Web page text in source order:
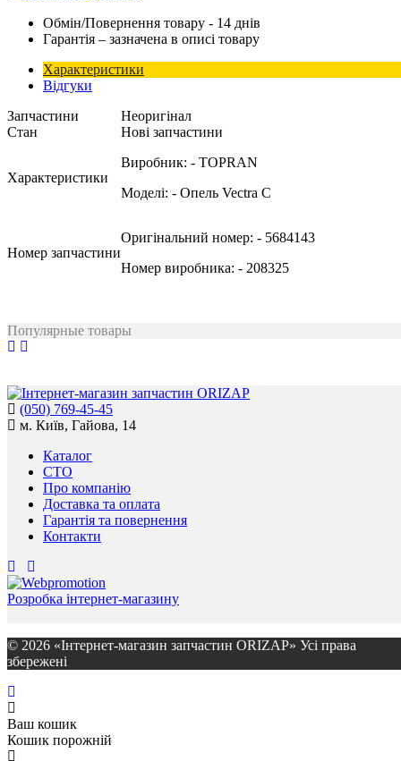
Обмін/Повернення товару - 14 днів
Гарантія – зазначена в описі товару
Характеристики
Відгуки
Запчастини
Неоригінал
Стан
Нові запчастини
Характеристики
Виробник: - TOPRAN
Моделі: - Опель Vectra C
Номер запчастини
Оригінальний номер: - 5684143
Номер виробника: - 208325
Популярные товары
(050) 769-45-45
м. Київ, Гайова, 14
Каталог
СТО
Про компанію
Доставка та оплата
Гарантія та повернення
Контакти
Розробка інтернет-магазину
© 2026 «Інтернет-магазин запчастин ORIZAP» Усі права
збережені
Ваш кошик
Кошик порожній